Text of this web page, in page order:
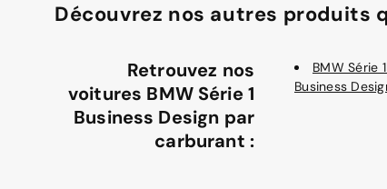
Découvrez nos autres produits
Retrouvez nos
voitures BMW Série 1
Business Design par
carburant :
BMW Série
Business